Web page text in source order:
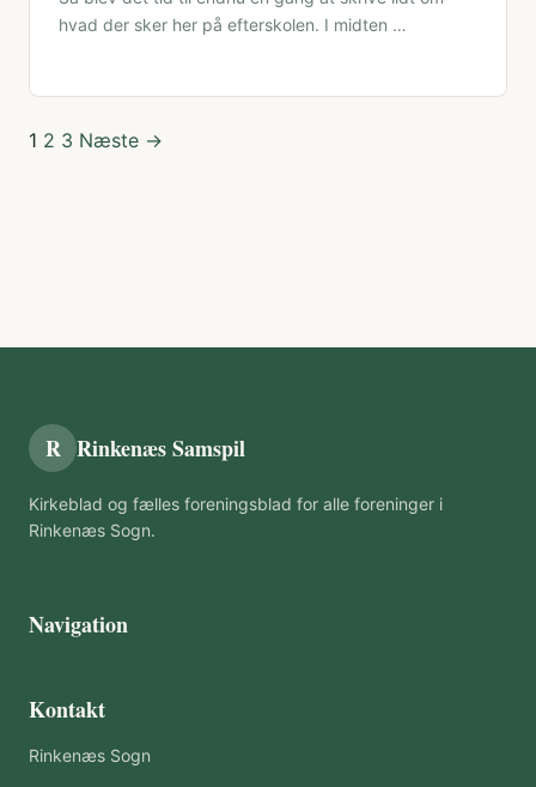
hvad der sker her på efterskolen. I midten …
Indlægsinddeling
1 2 3 Næste →
R Rinkenæs Samspil
Kirkeblad og fælles foreningsblad for alle foreninger i
Rinkenæs Sogn.
Navigation
Kontakt
Rinkenæs Sogn